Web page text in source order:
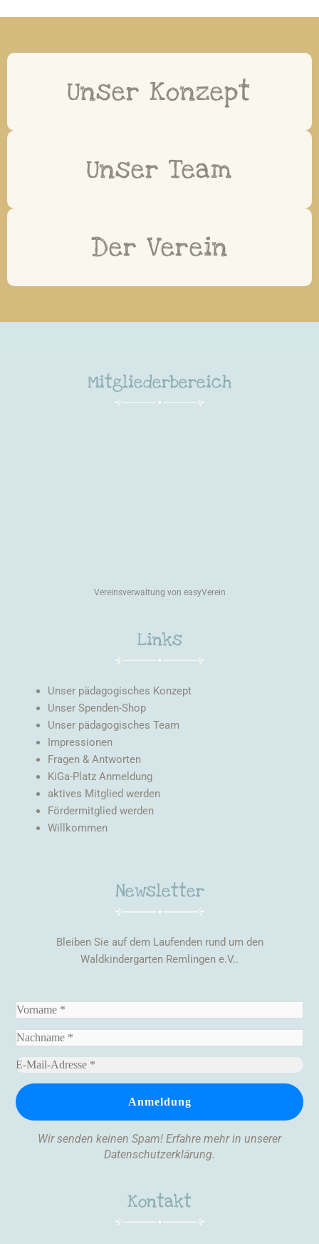
Unser Konzept
Unser Team
Der Verein
Mitgliederbereich
Vereinsverwaltung von easyVerein
Links
Unser pädagogisches Konzept
Unser Spenden-Shop
Unser pädagogisches Team
Impressionen
Fragen & Antworten
KiGa-Platz Anmeldung
aktives Mitglied werden
Fördermitglied werden
Willkommen
Newsletter
Bleiben Sie auf dem Laufenden rund um den
Waldkindergarten Remlingen e.V..
Wir senden keinen Spam! Erfahre mehr in unserer
Datenschutzerklärung.
Kontakt